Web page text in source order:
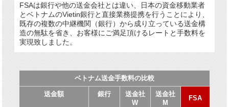
FSAは銀行や他の送金会社とは違い、日本の資金移動業者
とベトナムのVietin銀行と直接業務提携を行うことにより、
既存の複数の中継機関（銀行）から成り立っている送金構
造の無駄を省き、お客様にご満足頂けるレートと手数料を
実現致しました。
ベトナム送金手数料の比較
送金額 銀行
送金社
W
送金社
M
FSA